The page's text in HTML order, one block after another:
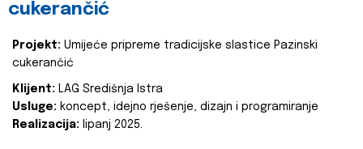
cukerančić
Projekt: Umijeće pripreme tradicijske slastice Pazinski
cukerančić
Klijent: LAG Središnja Istra
Usluge: koncept, idejno rješenje, dizajn i programiranje
Realizacija: lipanj 2025.